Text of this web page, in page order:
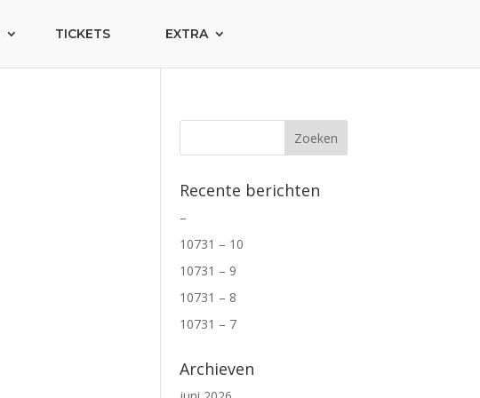
TICKETS EXTRA
Recente berichten
–
10731 – 10
10731 – 9
10731 – 8
10731 – 7
Archieven